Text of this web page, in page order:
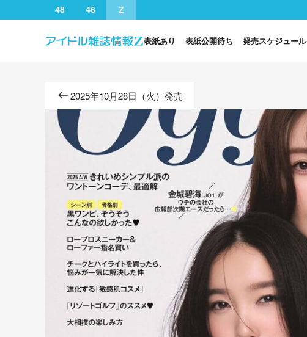
48 46 Z
表紙あり 表紙公開待ち 発売スケジュール
2025年10月28日（火）発売